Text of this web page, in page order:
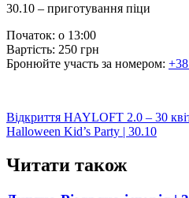
30.10 – приготування піци
Початок: о 13:00
Вартість: 250 грн
Бронюйте участь за номером:
Post
navigation
Відкриття HAYLOFT 2.0 – 30
Halloween Kid’s Party | 30.10
Читати також